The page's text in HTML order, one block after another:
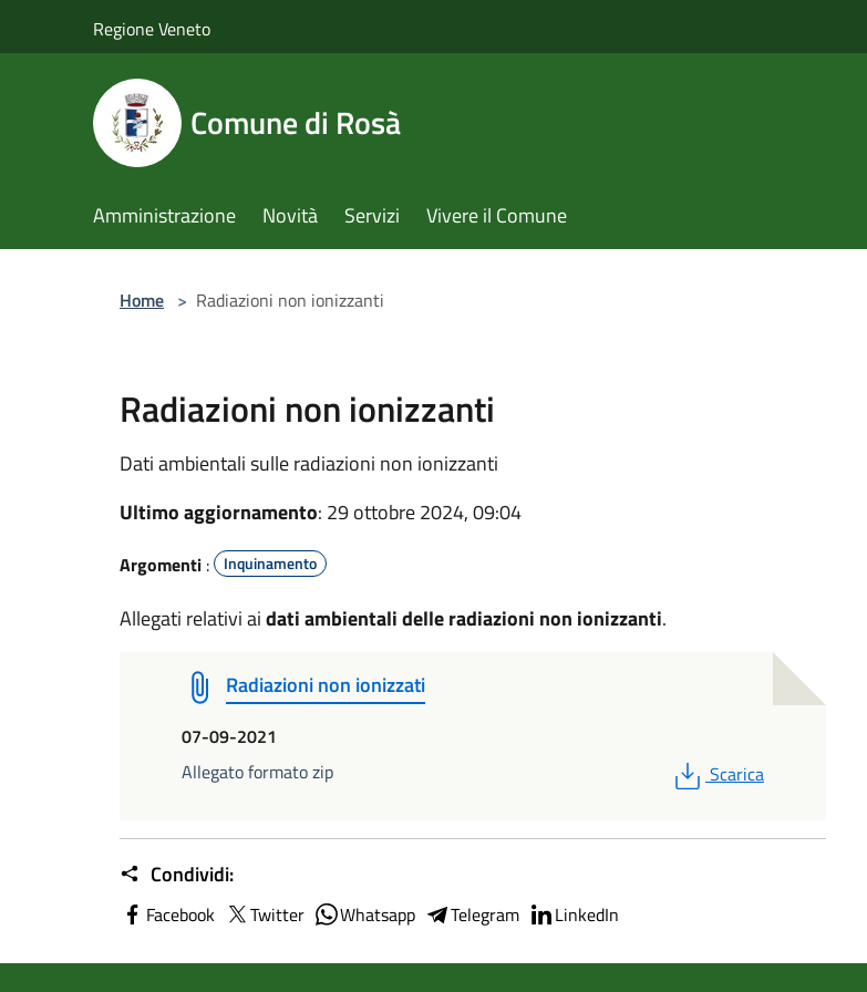
Regione Veneto
Comune di Rosà
Amministrazione Novità Servizi Vivere il Comune
Home > Radiazioni non ionizzanti
Radiazioni non ionizzanti
Dati ambientali sulle radiazioni non ionizzanti
Ultimo aggiornamento: 29 ottobre 2024, 09:04
Argomenti : Inquinamento
Allegati relativi aidati ambientali delle radiazioni non ionizzanti.
Radiazioni non ionizzati
07-09-2021
Allegato formato zip
PDF
Scarica
Condividi:
Facebook Twitter Whatsapp Telegram LinkedIn